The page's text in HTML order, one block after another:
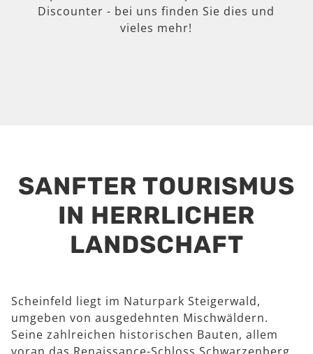
Discounter - bei uns finden Sie dies und
vieles mehr!
SANFTER TOURISMUS
IN HERRLICHER
LANDSCHAFT
Scheinfeld liegt im Naturpark Steigerwald,
umgeben von ausgedehnten Mischwäldern.
Seine zahlreichen historischen Bauten, allem